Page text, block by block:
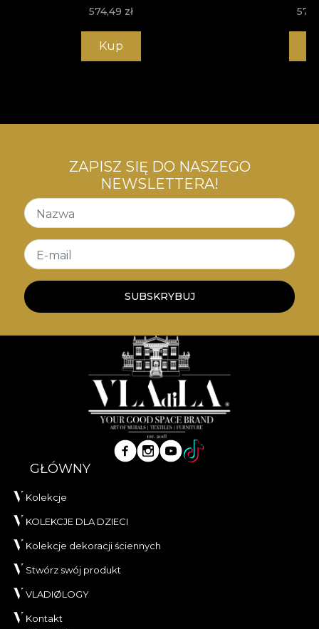
574,49 zł
Kup
ZAPISZ SIĘ DO NASZEGO
NEWSLETTERA!
Nazwa
E-mail
SUBSKRYBUJ
GŁÓWNY
Kolekcje
KOLEKCJE DLA DZIECI
Kolekcje dekoracji ściennych
Stwórz swój produkt
VLADIØLOGY
Kontakt